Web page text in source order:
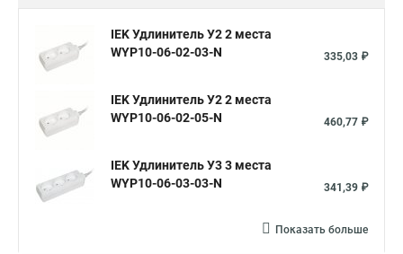
IEK Удлинитель У2 2 места
WYP10-06-02-03-N
335,03 ₽
IEK Удлинитель У2 2 места
WYP10-06-02-05-N
460,77 ₽
IEK Удлинитель У3 3 места
WYP10-06-03-03-N
341,39 ₽
Показать больше